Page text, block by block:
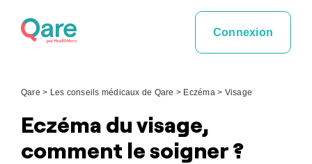
Connexion
Qare > Les conseils médicaux de Qare > Eczéma> Visage
Eczéma du visage,
comment le soigner ?